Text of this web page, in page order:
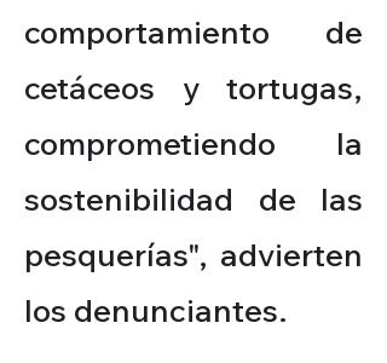
comportamiento de
cetáceos y tortugas,
comprometiendo la
sostenibilidad de las
pesquerías", advierten
los denunciantes.